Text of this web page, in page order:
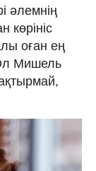
әлемнің
оған ең
Мишель